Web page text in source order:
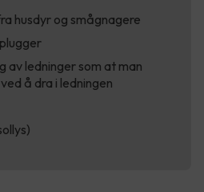
husdyr og smågnagere
av ledninger som at man
å dra i ledningen